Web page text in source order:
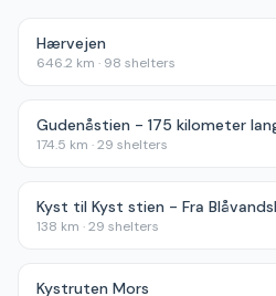
Hærvejen
646.2 km · 98 shelters
Gudenåstien - 175 kilometer
174.5 km ·29 shelters
Kyst til Kyst stien - Fra
138 km ·29 shelters
Kystruten Mors